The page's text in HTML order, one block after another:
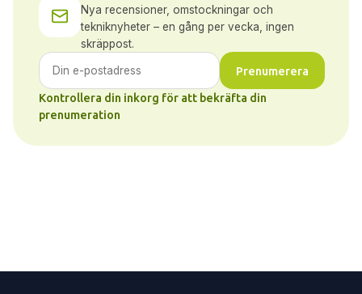
Nya recensioner, omstockningar och
tekniknyheter – en gång per vecka, ingen
skräppost.
Prenumerera
Kontrollera din inkorg för att bekräfta din
prenumeration